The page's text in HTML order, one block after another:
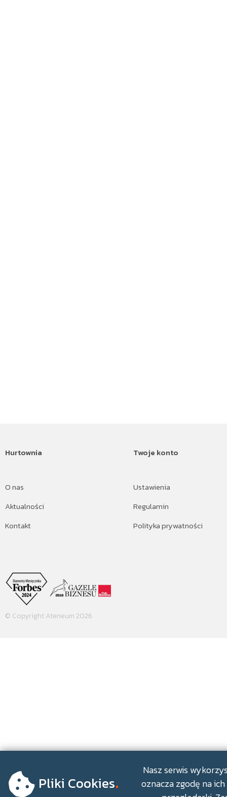
Hurtownia
O nas
Aktualności
Kontakt
Twoje konto
Ustawienia
Regulamin
Polityka prywatności
© Copyright Ateneum 2026
Pliki Cookies.
Nasz serwis
oznacza zgodę na